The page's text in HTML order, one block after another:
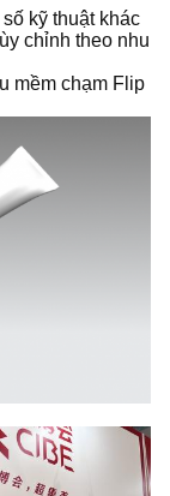
kỹ thuật khác
chỉnh theo nhu
mềm chạm Flip